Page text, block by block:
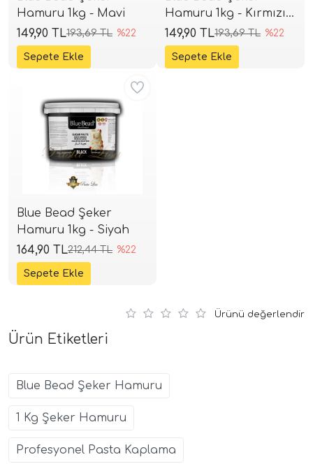
Hamuru 1kg - Mavi
193,69 TL %22
149,90 TL
Hamuru 1kg - Kırmızı
(Koyu Ton)193,69 TL %22
149,90 TL
Blue Bead Şeker
Hamuru 1kg - Siyah
212,44 TL %22
164,90 TL
Ürünü değerlendir
Ürün Etiketleri
Blue Bead Şeker Hamuru
1 Kg Şeker Hamuru
Profesyonel Pasta Kaplama